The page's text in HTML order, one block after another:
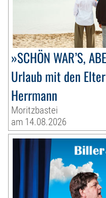
»SCHÖN WAR’S,
Urlaub mit den
Herrmann
Moritzbastei
am 14.08.2026